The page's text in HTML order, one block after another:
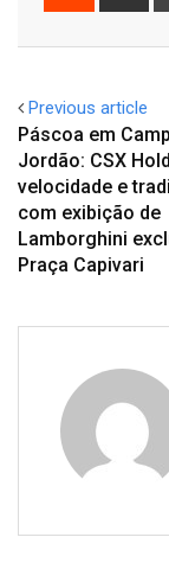
Previous article
Páscoa em
Jordão: CSX
velocidade e
com exibição de
Lamborghini
Praça Capivari